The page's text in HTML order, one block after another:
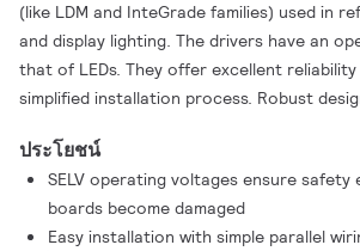
(like LDM and InteGrade families) used in
and display lighting. The drivers have an
that of LEDs. They offer excellent reliability
simplified installation process. Robust
application lifetime.
ประโยชน์
SELV operating voltages ensure safety
boards become damaged
Easy installation with simple parallel